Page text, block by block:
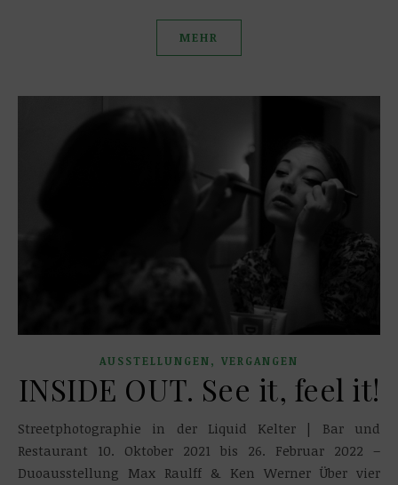
MEHR
AUSSTELLUNGEN, VERGANGEN
INSIDE OUT. See it, feel it!
Streetphotographie in der Liquid Kelter | Bar und
Restaurant 10. Oktober 2021 bis 26. Februar 2022 –
Duoausstellung Max Raulff & Ken Werner Über vier